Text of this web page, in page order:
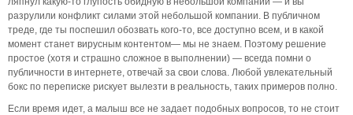
разрулили конфликт силами этой небольшой компании. В публичном
треде, где ты поспешил обозвать кого-то, все доступно всем, и в какой
момент станет вирусным контентом— мы не знаем. Поэтому решение
простое (хотя и страшно сложное в выполнении) — всегда помни о
публичности в интернете, отвечай за свои слова. Любой увлекательный
бокс по переписке рискует вылезти в реальность, таких примеров полно.
Если время идет, а малыш все не задает подобных вопросов, то не стоит